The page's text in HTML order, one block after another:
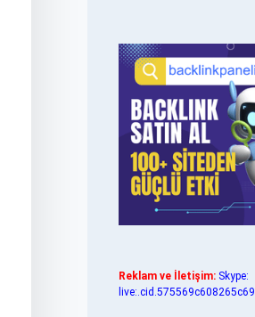
Reklam ve İletişim: Skype:
live:.cid.575569c608265c69